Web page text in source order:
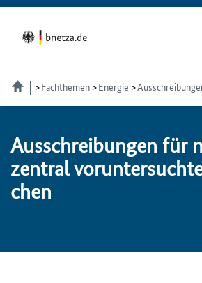
Fachthemen Energie
Ausschreibungen für
zen­tral
chen